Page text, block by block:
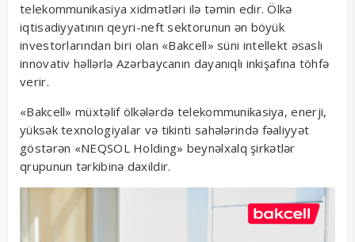
telekommunikasiya xidmətləri ilə təmin edir. Ölkə
iqtisadiyyatının qeyri-neft sektorunun ən böyük
investorlarından biri olan «Bakcell» süni intellekt əsaslı
innovativ həllərlə Azərbaycanın dayanıqlı inkişafına töhfə
verir.
«Bakcell» müxtəlif ölkələrdə telekommunikasiya, enerji,
yüksək texnologiyalar və tikinti sahələrində fəaliyyət
göstərən «NEQSOL Holding» beynəlxalq şirkətlər
qrupunun tərkibinə daxildir.